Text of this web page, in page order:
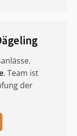
. Team ist
der